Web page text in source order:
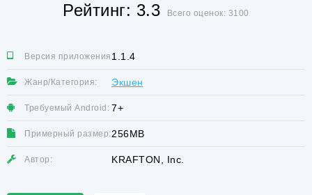
Рейтинг: 3.3 Всего оценок: 3100
Версия приложения:1.1.4
Жанр/Категория: Экшен
Требуемый Android: 7+
Примерный размер: 256MB
Автор: KRAFTON, Inc.